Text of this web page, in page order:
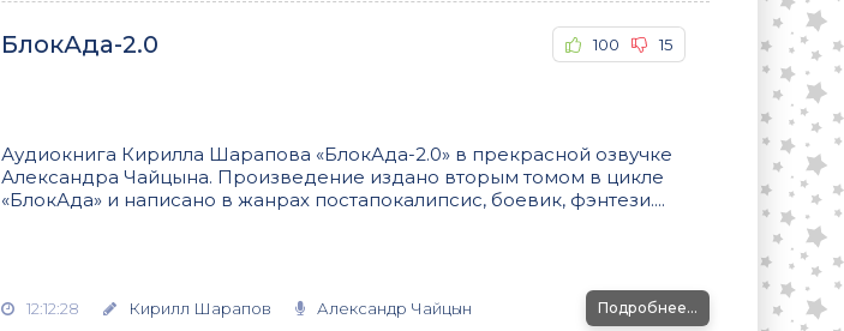
БлокАда-2.0 100 15
Аудиокнига Кирилла Шарапова «БлокАда-2.0» в прекрасной озвучке
Александра Чайцына. Произведение издано вторым томом в цикле
«БлокАда» и написано в жанрах постапокалипсис, боевик, фэнтези....
12:12:28 Кирилл Шарапов Александр Чайцын Подробнее...